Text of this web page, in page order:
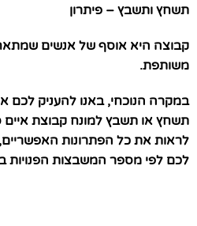
תשחץ ותשבץ – פיתרון
קבוצה היא אוסף של אנשים
משותפת.
במקרה הנוכחי, באנו להעניק לכם
תשחץ או תשבץ למונח קבוצת איים
לראות את כל הפתרונות
לכם לפי מספר המשבצות